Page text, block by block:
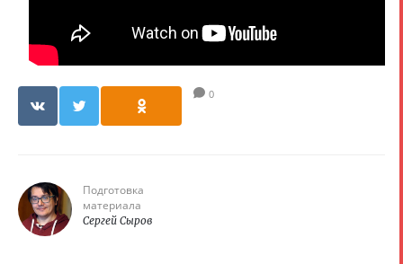
0
Подготовка
материала
Сергей Сыров